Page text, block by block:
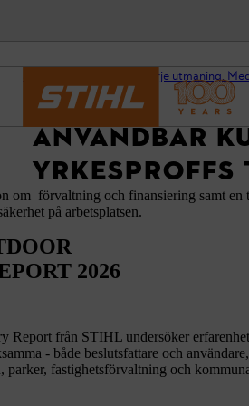
Ta dig an varje utmaning.
ANVÄNDBAR
om förvaltning och finansiering samt
på arbetsplatsen.
2026
Report från STIHL undersöker
- både beslutsfattare och
parker, fastighetsförvaltning och